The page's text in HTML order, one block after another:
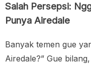
Salah Persepsi:
Punya Airedale
Banyak temen gue
Airedale?” Gue